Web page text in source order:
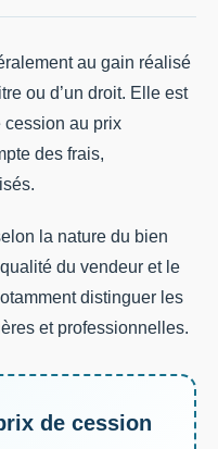
au gain réalisé
ou d’un droit. Elle est
cession au prix
des frais,
la nature du bien
du vendeur et le
distinguer les
et professionnelles.
de cession